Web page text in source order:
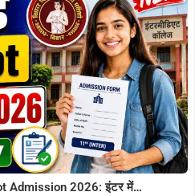
Admission 2026: इंटर में…